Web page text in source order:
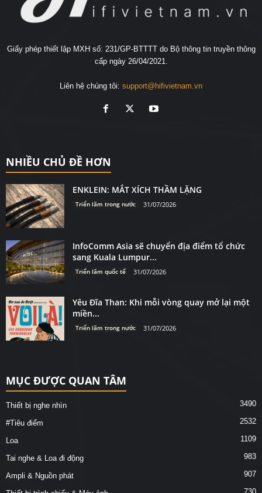
Giấy phép thiết lập MXH số: 231/GP-BTTTT do Bộ thông tin truyền thông
cấp ngày 26/04/2021.
Liên hệ chúng tôi: support@hifivietnam.vn
NHIỀU CHỦ ĐỀ HƠN
ENKLEIN: MẮT XÍCH THẦM LẶNG
Triển lãm trong nước 31/07/2026
InfoComm Asia sẽ chuyển địa điểm tổ chức
sang Kuala Lumpur...
Triển lãm quốc tế 31/07/2026
Yêu Đĩa Than: Khi mỗi vòng quay mở lại một
miền...
Triển lãm trong nước 31/07/2026
MỤC ĐƯỢC QUAN TÂM
Thiết bị nghe nhìn 3490
#Tiêu điểm 2532
Loa 1109
Tai nghe & Loa đi động 983
Ampli & Nguồn phát 907